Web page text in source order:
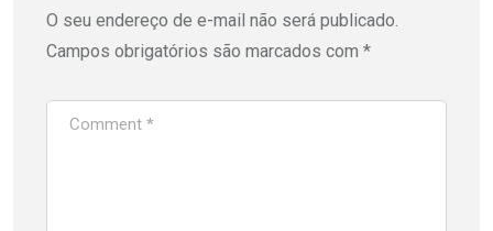
O seu endereço de e-mail não será publicado.
Campos obrigatórios são marcados com *